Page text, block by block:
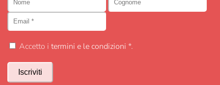
Accetto i termini e le condizioni *.